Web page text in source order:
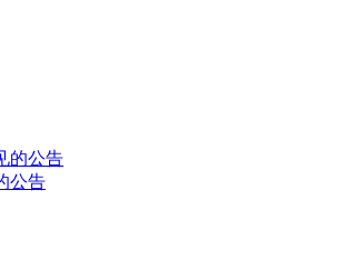
的公告
公告